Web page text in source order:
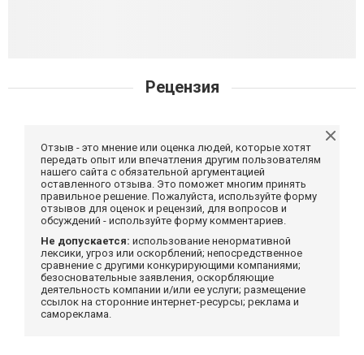
Рецензия
Отзыв - это мнение или оценка людей, которые хотят
передать опыт или впечатления другим пользователям
нашего сайта с обязательной аргументацией
оставленного отзыва. Это поможет многим принять
правильное решение. Пожалуйста, используйте форму
отзывов для оценок и рецензий, для вопросов и
обсуждений - используйте форму комментариев.
Не допускается: использование ненормативной
лексики, угроз или оскорблений; непосредственное
сравнение с другими конкурирующими компаниями;
безосновательные заявления, оскорбляющие
деятельность компании и/или ее услуги; размещение
ссылок на сторонние интернет-ресурсы; реклама и
самореклама.